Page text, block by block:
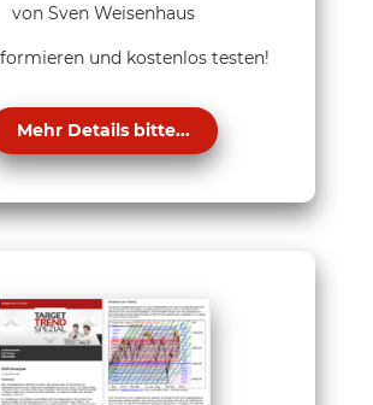
von Sven Weisenhaus
und kostenlos testen!
Mehr Details bitte...